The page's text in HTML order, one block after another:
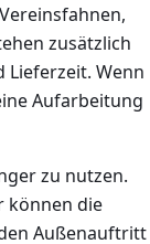
zusätzlich
Wenn
Aufarbeitung
zu nutzen.
können die
Außenauftritt